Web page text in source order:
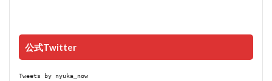
公式Twitter
Tweets by nyuka_now